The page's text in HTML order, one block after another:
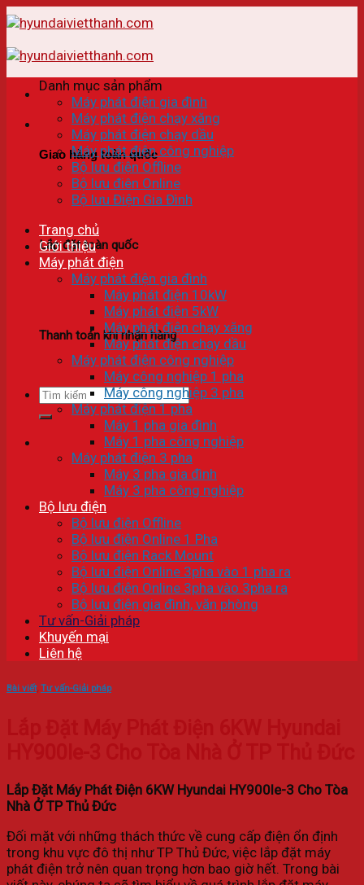
Skip
to
content
Giao hàng toàn quốc
Lắp đặt toàn quốc
Thanh toán khi nhận hàng
Tìm
kiếm:
Danh mục sản phẩm
Máy phát điện gia đình
Máy phát điện chạy xăng
Máy phát điện chạy dầu
Máy phát điện công nghiệp
Bộ lưu điện Offline
Bộ lưu điên Online
Bộ lưu Điện Gia Đình
Trang chủ
Giới thiệu
Máy phát điện
Máy phát điện gia đình
Máy phát điện 10kW
Máy phát điện 5kW
Máy phát điện chạy xăng
Máy phát điện chạy dầu
Máy phát điện công nghiệp
Máy công nghiệp 1 pha
Máy công nghiệp 3 pha
Máy phát điện 1 pha
Máy 1 pha gia đình
Máy 1 pha công nghiệp
Máy phát điện 3 pha
Máy 3 pha gia đình
Máy 3 pha công nghiệp
Bộ lưu điện
Bộ lưu điện Offline
Bộ lưu điện Online 1 Pha
Bộ lưu điện Rack Mount
Bộ lưu điện Online 3pha vào 1 pha ra
Bộ lưu điện Online 3pha vào 3pha ra
Bộ lưu điện gia đình, văn phòng
Tư vấn-Giải pháp
Khuyến mại
Liên hệ
Bài viết, Tư vấn-Giải pháp
Lắp Đặt Máy Phát Điện 6KW Hyundai HY900le-3 Cho Tòa
Nhà Ở TP Thủ Đức
Đối mặt với những thách thức về cung cấp điện ổn định
trong khu vực đô thị như TP Thủ Đức, việc lắp đặt máy
phát điện trở nên quan trọng hơn bao giờ hết. Trong bài